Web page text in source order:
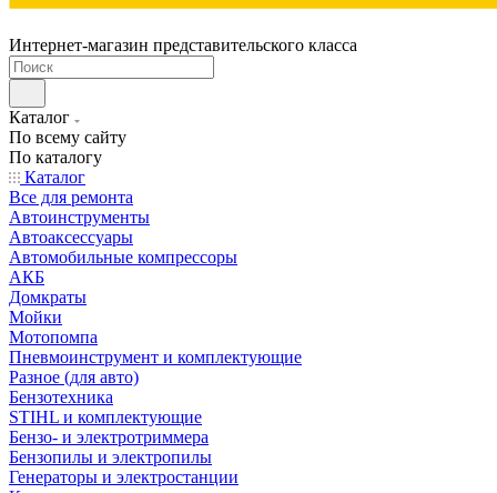
Интернет-магазин представительского класса
Каталог
По всему сайту
По каталогу
Каталог
Все для ремонта
Автоинструменты
Автоаксессуары
Автомобильные компрессоры
АКБ
Домкраты
Мойки
Мотопомпа
Пневмоинструмент и комплектующие
Разное (для авто)
Бензотехника
STIHL и комплектующие
Бензо- и электротриммера
Бензопилы и электропилы
Генераторы и электростанции